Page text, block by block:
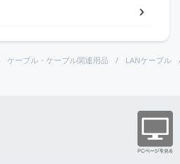
ケーブル・ケーブル関連用品 LANケーブル